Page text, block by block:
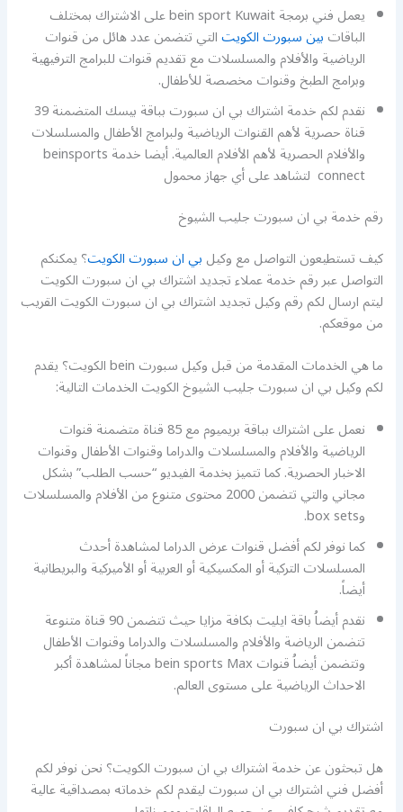
يعمل فني برمجة bein sport Kuwait على الاشتراك بمختلف
الباقاتبين سبورت الكويتالتي تتضمن عدد هائل من قنوات
الرياضية والأفلام والمسلسلات مع تقديم قنوات للبرامج الترفيهية
وبرامج الطبخ وقنوات مخصصة للأطفال.
نقدم لكم خدمة اشتراك بي ان سبورت بباقة بيسك المتضمنة 39
قناة حصرية لأهم القنوات الرياضية ولبرامج الأطفال والمسلسلات
والأفلام الحصرية لأهم الأفلام العالمية. أيضا خدمة beinsports
connect لتشاهد على أي جهاز محمول
رقم خدمة بي ان سبورت جليب الشيوخ
كيف تستطيعون التواصل مع وكيلبي ان سبورت الكويت؟ يمكنكم
التواصل عبر رقم خدمة عملاء تجديد اشتراك بي ان سبورت الكويت
ليتم ارسال لكم رقم وكيل تجديد اشتراك بي ان سبورت الكويت القريب
من موقعكم.
ما هي الخدمات المقدمة من قبل وكيل سبورت bein الكويت؟ يقدم
لكم وكيل بي ان سبورت جليب الشيوخ الكويت الخدمات التالية:
نعمل على اشتراك بباقة بريميوم مع 85 قناة متضمنة قنوات
الرياضية والأفلام والمسلسلات والدراما وقنوات الأطفال وقنوات
الاخبار الحصرية. كما تتميز بخدمة الفيديو “حسب الطلب” بشكل
مجاني والتي تتضمن 2000 محتوى متنوع من الأفلام والمسلسلات
وbox sets.
كما نوفر لكم أفضل قنوات عرض الدراما لمشاهدة أحدث
المسلسلات التركية أو المكسيكية أو العربية أو الأميركية والبريطانية
أيضاً.
نقدم أيضاُ باقة ايليت بكافة مزايا حيث تتضمن 90 قناة متنوعة
تتضمن الرياضة والأفلام والمسلسلات والدراما وقنوات الأطفال
وتتضمن أيضاُ قنوات bein sports Max مجاناً لمشاهدة أكبر
الاحداث الرياضية على مستوى العالم.
اشتراك بي ان سبورت
هل تبحثون عن خدمة اشتراك بي ان سبورت الكويت؟ نحن نوفر لكم
أفضل فني اشتراك بي ان سبورت ليقدم لكم خدماته بمصداقية عالية